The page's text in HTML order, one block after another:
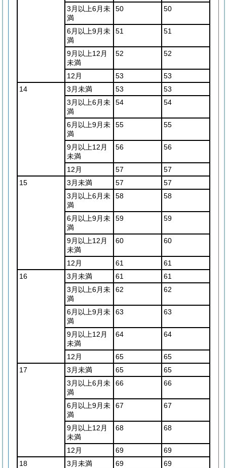
3月以上6月未
満
50 50
6月以上9月未
満
51 51
9月以上12月
未満
52 52
12月 53
53
14
3月未満 53
53
3月以上6月未
満
54 54
6月以上9月未
満
55 55
9月以上12月
未満
56 56
12月 57
57
15
3月未満 57
57
3月以上6月未
満
58 58
6月以上9月未
満
59 59
9月以上12月
未満
60 60
12月 61
61
16
3月未満 61
61
3月以上6月未
満
62 62
6月以上9月未
満
63 63
9月以上12月
未満
64 64
12月 65
65
17
3月未満 65
65
3月以上6月未
満
66 66
6月以上9月未
満
67 67
9月以上12月
未満
68 68
12月 69
69
18
3月未満 69
69